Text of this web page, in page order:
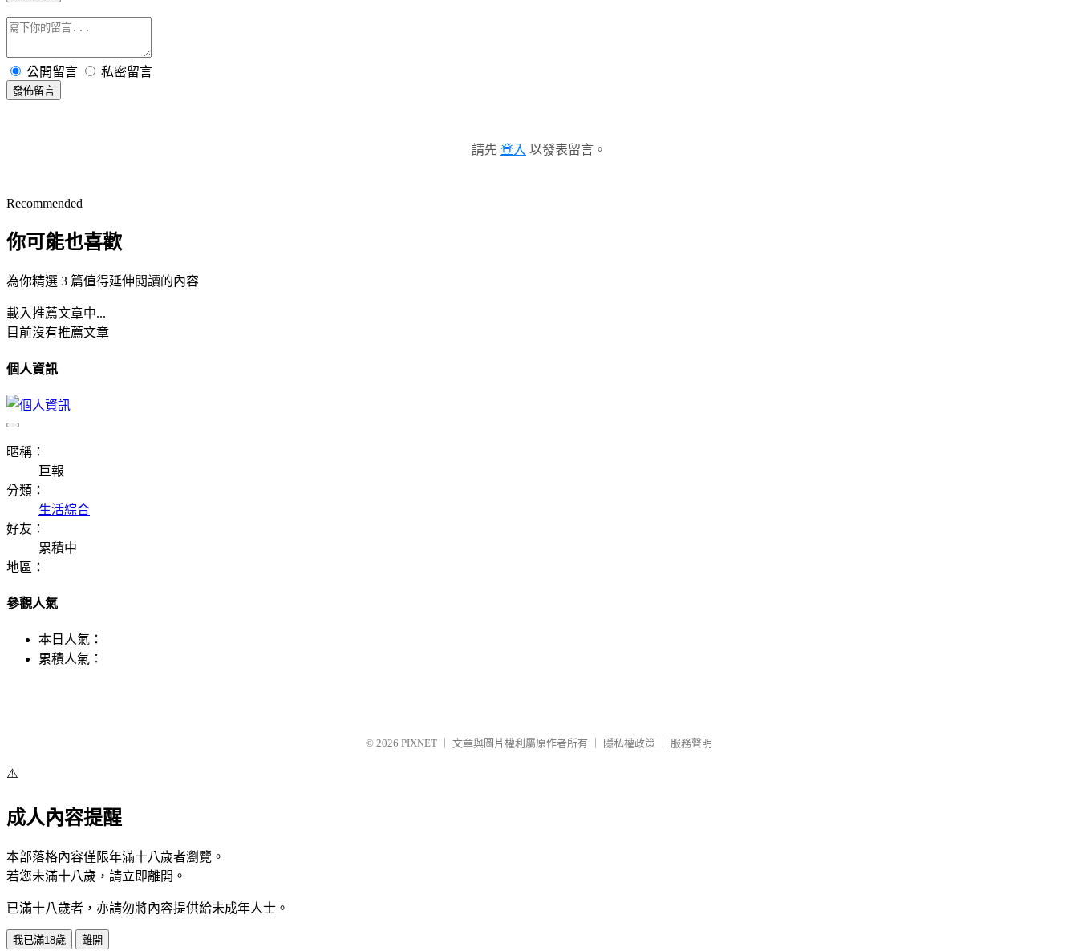
公開留言 私密留言
發佈留言
請先 登入 以發表留言。
Recommended
你可能也喜歡
為你精選 3 篇值得延伸閱讀的內容
載入推薦文章中...
目前沒有推薦文章
個人資訊
暱稱：
巨報
分類：
生活綜合
好友：
累積中
地區：
參觀人氣
本日人氣：
累積人氣：
© 2026 PIXNET 文章與圖片權利屬原作者所有 隱私權政策 服務聲明
⚠️
成人內容提醒
本部落格內容僅限年滿十八歲者瀏覽。
若您未滿十八歲，請立即離開。
已滿十八歲者，亦請勿將內容提供給未成年人士。
我已滿18歲 離開